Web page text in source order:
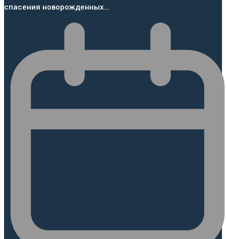
спасения новорожденных…